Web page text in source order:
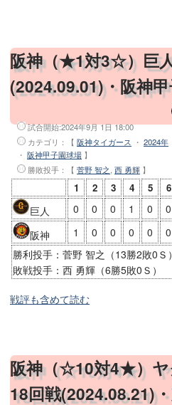
阪神（★1対3☆）巨
(2024.09.01)・阪神
試合開始:2024年9月 1日 18:00
カテゴリ：【 阪神タイガース ・ 2024年
・ 阪神甲子園球場 】
勝敗投手 ：【 菅野 智之, 西 勇輝 】
1 2 3 4 5 6
巨人 0 0 0 1 0 0
阪神
1 0 0 0 0 0
勝利投手：菅野 智之（13勝2敗0Ｓ）
敗戦投手：西 勇輝（6勝5敗0Ｓ）
戦評も含めて読む
阪神（☆10対4★）ヤ
18回戦(2024.08.21)